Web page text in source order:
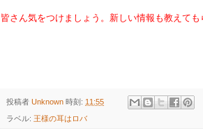
皆さん気をつけましょう。新しい情報も教えても
投稿者 Unknown 時刻: 11:55
ラベル: 王様の耳はロバ